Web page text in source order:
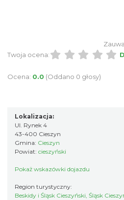
Twoja ocena:
Ocena: 0.0 (Oddano 0 głosy)
Lokalizacja:
Ul. Rynek 4
43-400 Cieszyn
Gmina: Cieszyn
Powiat: cieszyński
Pokaż wskazówki dojazdu
Region turystyczny:
Beskidy i Śląsk Cieszyński, Śląsk